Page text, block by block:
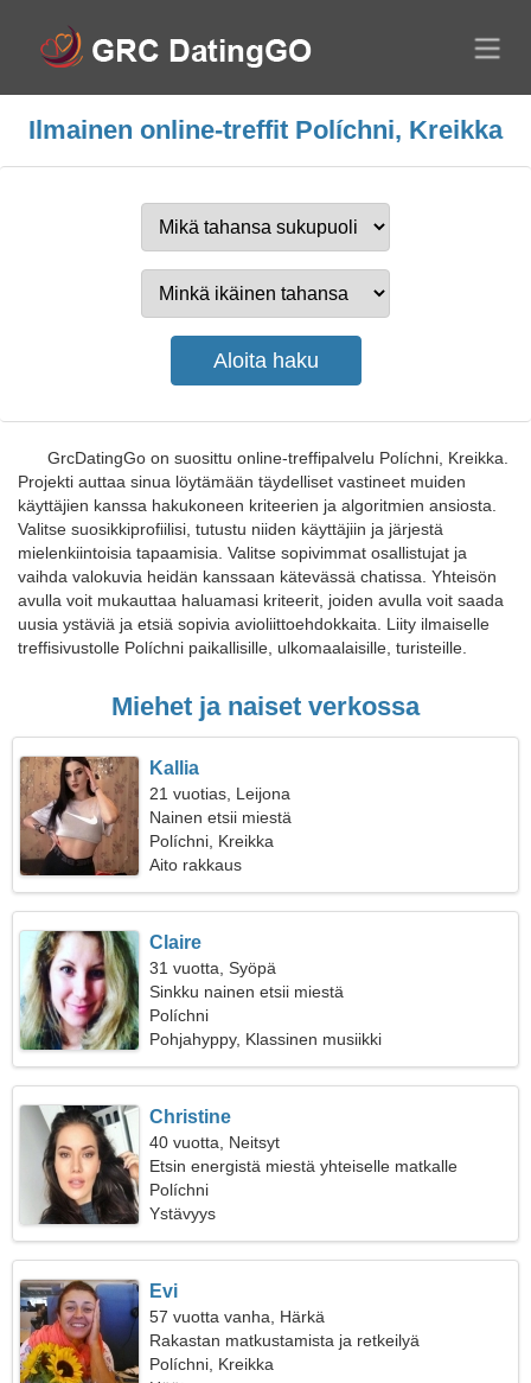
Ilmainen online-treffit Políchni, Kreikka
GrcDatingGo on suosittu online-treffipalvelu Políchni, Kreikka.
Projekti auttaa sinua löytämään täydelliset vastineet muiden
käyttäjien kanssa hakukoneen kriteerien ja algoritmien ansiosta.
Valitse suosikkiprofiilisi, tutustu niiden käyttäjiin ja järjestä
mielenkiintoisia tapaamisia. Valitse sopivimmat osallistujat ja
vaihda valokuvia heidän kanssaan kätevässä chatissa. Yhteisön
avulla voit mukauttaa haluamasi kriteerit, joiden avulla voit saada
uusia ystäviä ja etsiä sopivia avioliittoehdokkaita. Liity ilmaiselle
treffisivustolle Políchni paikallisille, ulkomaalaisille, turisteille.
Miehet ja naiset verkossa
Kallia
21 vuotias, Leijona
Nainen etsii miestä
Políchni, Kreikka
Aito rakkaus
Claire
31 vuotta, Syöpä
Sinkku nainen etsii miestä
Políchni
Pohjahyppy, Klassinen musiikki
Christine
40 vuotta, Neitsyt
Etsin energistä miestä yhteiselle matkalle
Políchni
Ystävyys
Evi
57 vuotta vanha, Härkä
Rakastan matkustamista ja retkeilyä
Políchni, Kreikka